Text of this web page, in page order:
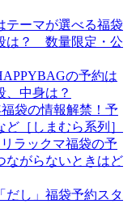
テーマが選べる福袋
は？ 数量限定・公
の予約は
、中身は？
福袋の情報解禁！予
［しまむら系列］
ラックマ福袋の予
ながらないときはど
だし」福袋予約スタ